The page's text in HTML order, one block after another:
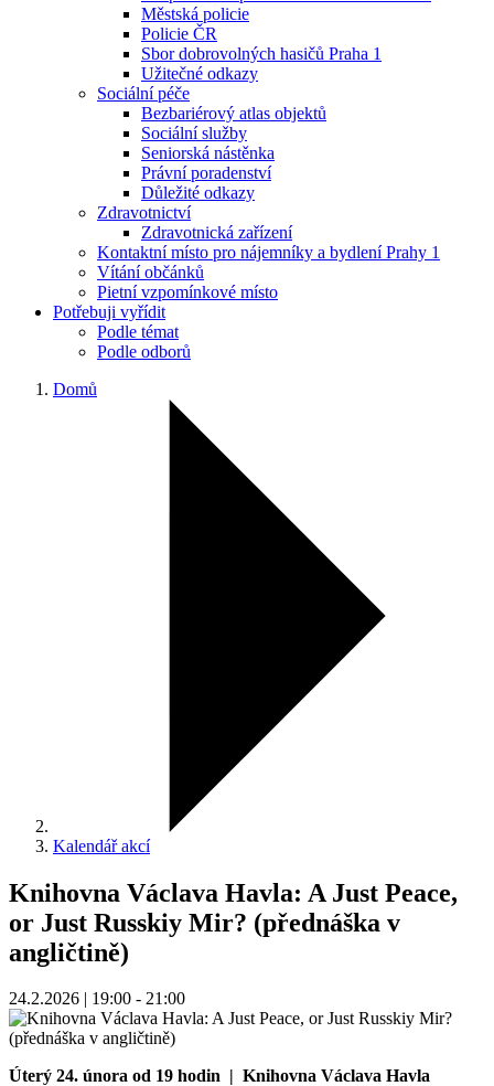
Městská policie
Policie ČR
Sbor dobrovolných hasičů Praha 1
Užitečné odkazy
Sociální péče
Bezbariérový atlas objektů
Sociální služby
Seniorská nástěnka
Právní poradenství
Důležité odkazy
Zdravotnictví
Zdravotnická zařízení
Kontaktní místo pro nájemníky a bydlení Prahy 1
Vítání občánků
Pietní vzpomínkové místo
Potřebuji vyřídit
Podle témat
Podle odborů
Domů
Kalendář akcí
Knihovna Václava Havla: A Just Peace,
or Just Russkiy Mir? (přednáška v
angličtině)
24.2.2026 | 19:00 - 21:00
Úterý 24. února od 19 hodin | Knihovna Václava Havla